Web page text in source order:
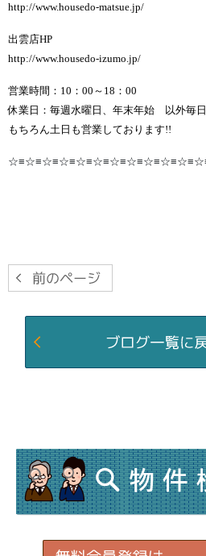
http://www.housedo-matsue.jp/
出雲店HP
http://www.housedo-izumo.jp/
営業時間：10：00～18：00
休業日：毎週水曜日、年末年始 以外毎
もちろん土日も営業しております!!